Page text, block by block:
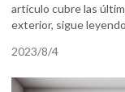
artículo cubre las
exterior, sigue
2023/8/4